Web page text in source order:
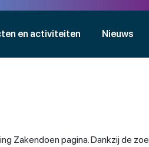
en activiteiten Nieuws
Zakendoen pagina. Dankzij de